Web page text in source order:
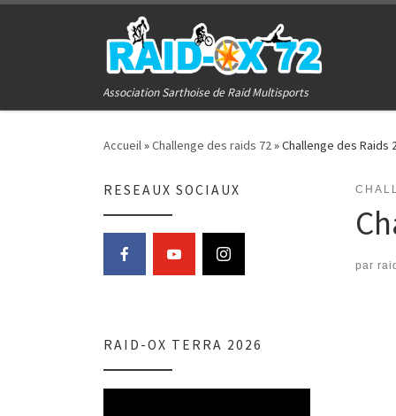
Association Sarthoise de Raid Multisports
Accueil»Challenge des raids 72»Challenge des Raids
par
RESEAUX SOCIAUX
RAID-OX TERRA 2026